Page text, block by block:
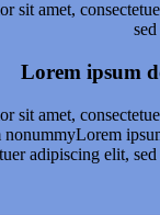
sit amet,
Lorem ipsum
sit amet,
nonummyLorem
adipiscing elit,